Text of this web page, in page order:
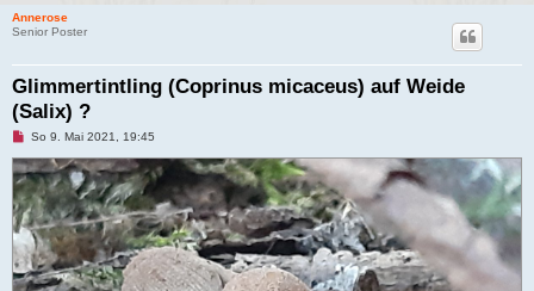
Annerose
Senior Poster
Glimmertintling (Coprinus micaceus) auf Weide
(Salix) ?
U
g
e
e
s
e
n
e
r
So 9. Mai 2021, 19:45